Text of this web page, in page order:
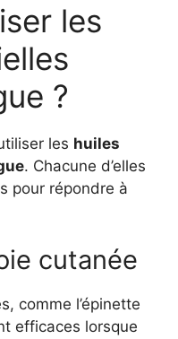
les
?
les huiles
. Chacune d’elles
pour répondre à
cutanée
comme l’épinette
efficaces lorsque